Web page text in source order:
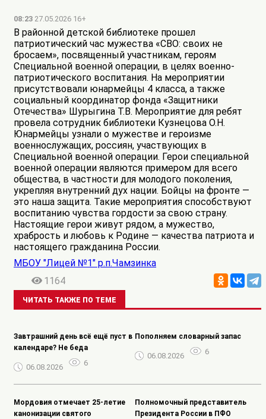
08:23 27.05.2026 16+
В районной детской библиотеке прошел
патриотический час мужества «СВО: своих не
бросаем», посвященный участникам, героям
Специальной военной операции, в целях военно-
патриотического воспитания. На мероприятии
присутствовали юнармейцы 4 класса, а также
социальный координатор фонда «Защитники
Отечества» Шурыгина Т.В. Мероприятие для ребят
провела сотрудник библиотеки Кузнецова О.Н.
Юнармейцы узнали о мужестве и героизме
военнослужащих, россиян, участвующих в
Специальной военной операции. Герои специальной
военной операции являются примером для всего
общества, в частности для молодого поколения,
укрепляя внутренний дух нации. Бойцы на фронте —
это наша защита. Такие мероприятия способствуют
воспитанию чувства гордости за свою страну.
Настоящие герои живут рядом, а мужество,
храбрость и любовь к Родине — качества патриота и
настоящего гражданина России.
МБОУ "Лицей №1" р.п.Чамзинка
1164
ЧИТАТЬ ТАКЖЕ ПО ТЕМЕ
Завтрашний день всё ещё пуст в
календаре? Не беда
06.08.2026 6
Пополняем словарный запас
06.08.2026 6
Мордовия отмечает 25-летие
канонизации святого
Полномочный представитель
Президента России в ПФО